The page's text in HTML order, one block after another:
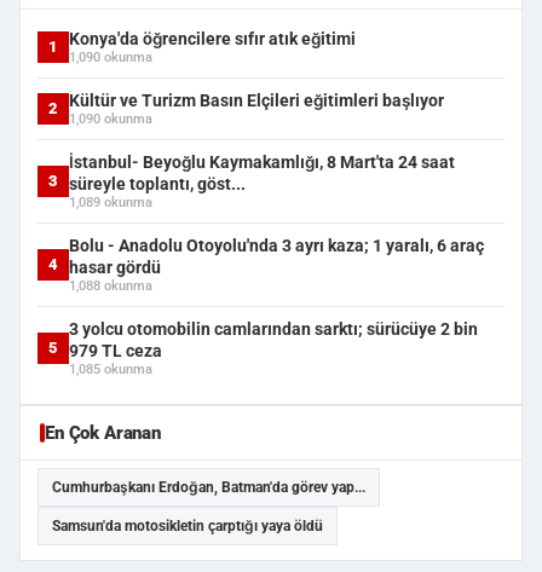
1 Konya'da öğrencilere sıfır atık eğitimi
1,090 okunma
2 Kültür ve Turizm Basın Elçileri eğitimleri başlıyor
1,090 okunma
3
İstanbul- Beyoğlu Kaymakamlığı, 8 Mart'ta 24 saat
süreyle toplantı, göst...
1,089 okunma
4
Bolu - Anadolu Otoyolu'nda 3 ayrı kaza; 1 yaralı, 6 araç
hasar gördü
1,088 okunma
5
3 yolcu otomobilin camlarından sarktı; sürücüye 2 bin
979 TL ceza
1,085 okunma
En Çok Aranan
Cumhurbaşkanı Erdoğan, Batman'da görev yap...
Samsun'da motosikletin çarptığı yaya öldü